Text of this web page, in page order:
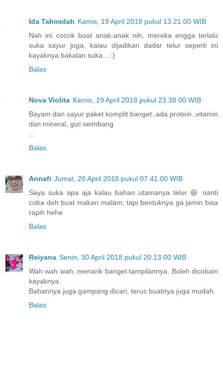
Ida Tahmidah Kamis, 19 April 2018 pukul 13.21.00 WIB
Nah ini cocok buat anak-anak nih, mereka engga terlalu
suka sayur juga, kalau dijadikan dadar telur seperti ini
kayaknya bakalan suka... :)
Balas
Nova Violita Kamis, 19 April 2018 pukul 23.38.00 WIB
Bayam dan sayur paket komplit banget..ada protein..vitamin
dan mineral, gizi seimbang
Balas
Annafi Jumat, 20 April 2018 pukul 07.41.00 WIB
Saya suka apa aja kalau bahan utamanya telur 😆 nanti
coba deh buat makan malam, tapi bentuknya ga jamin bisa
rapih hehe
Balas
Reiyana Senin, 30 April 2018 pukul 20.13.00 WIB
Wah wah wah, menarik banget tampilannya. Boleh dicobain
kayaknya.
Bahannya juga gampang dicari, terus buatnya juga mudah.
Balas